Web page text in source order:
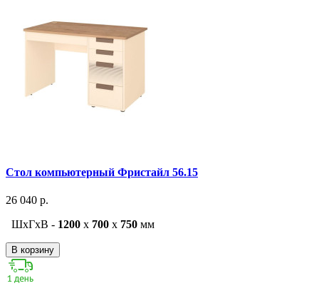
Стол компьютерный Фристайл 56.15
26 040 р.
ШxГxВ - 1200 x 700 x 750 мм
В корзину